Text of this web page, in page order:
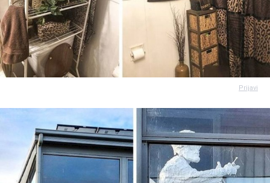
Prijavi